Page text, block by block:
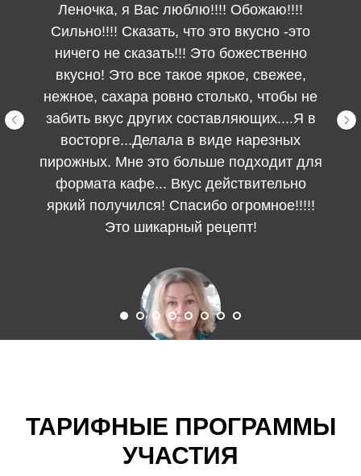
Леночка, я Вас люблю!!!! Обожаю!!!!
Сильно!!!! Сказать, что это вкусно -это
ничего не сказать!!! Это божественно
вкусно! Это все такое яркое, свежее,
нежное, сахара ровно столько, чтобы не
забить вкус других составляющих....Я в
восторге...Делала в виде нарезных
пирожных. Мне это больше подходит для
формата кафе... Вкус действительно
яркий получился! Спасибо огромное!!!!!
Это шикарный рецепт!
ТАРИФНЫЕ ПРОГРАММЫ
УЧАСТИЯ